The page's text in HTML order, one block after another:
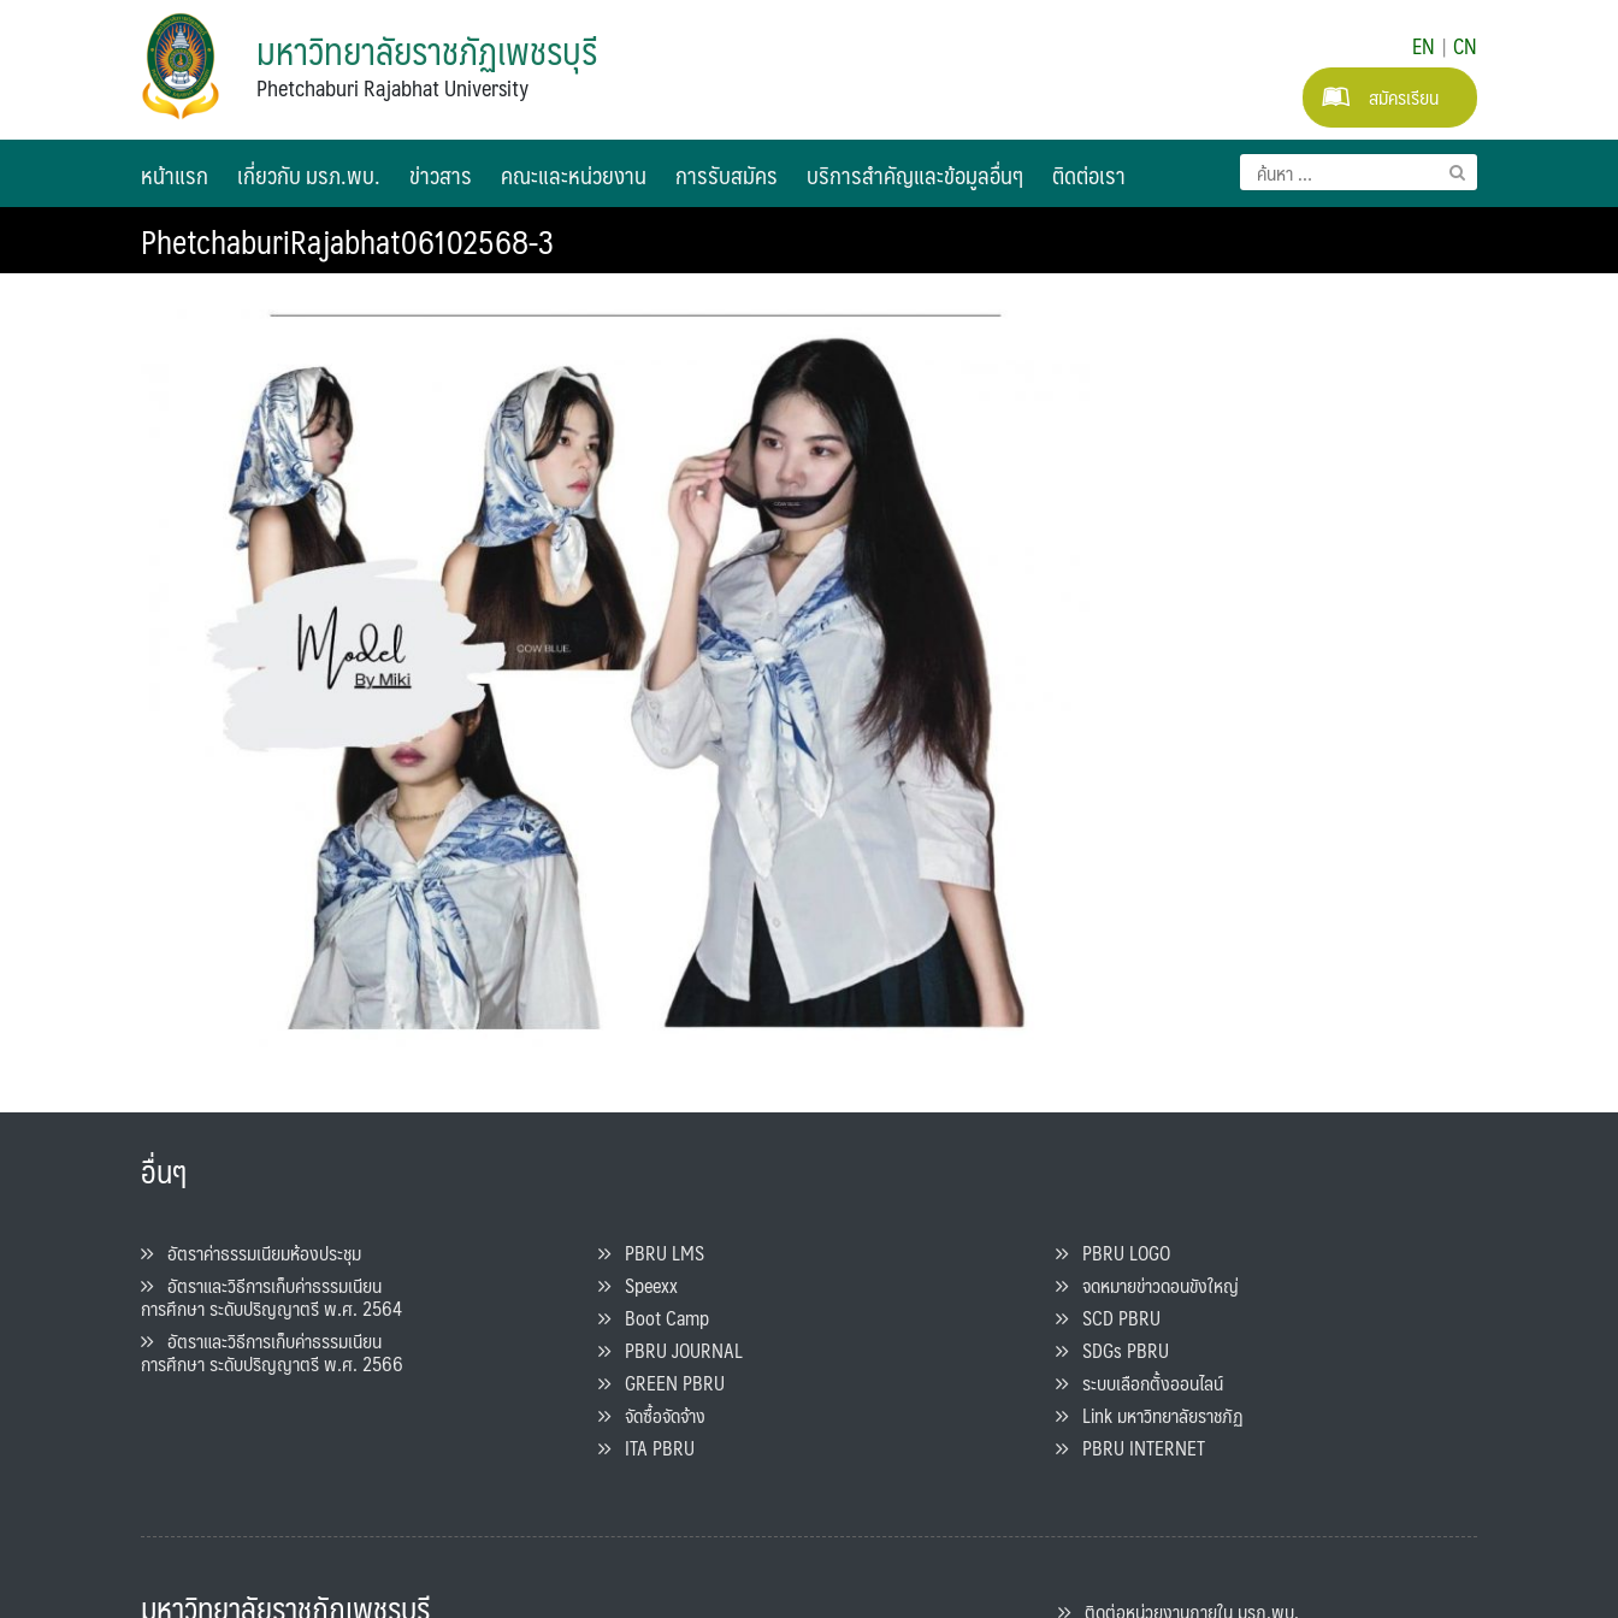
มหาวิทยาลัยราชภัฏเพชรบุรี
Phetchaburi Rajabhat University
EN | CN
สมัครเรียน
หน้าแรก เกี่ยวกับ มรภ.พบ. ข่าวสาร คณะและหน่วยงาน การรับสมัคร บริการสำคัญและข้อมูลอื่นๆ ติดต่อเรา
PhetchaburiRajabhat06102568-3
อื่นๆ
อัตราค่าธรรมเนียมห้องประชุม
อัตราและวิธีการเก็บค่าธรรมเนียน
การศึกษา ระดับปริญญาตรี พ.ศ. 2564
อัตราและวิธีการเก็บค่าธรรมเนียน
การศึกษา ระดับปริญญาตรี พ.ศ. 2566
PBRU LMS
Speexx
Boot Camp
PBRU JOURNAL
GREEN PBRU
จัดซื้อจัดจ้าง
ITA PBRU
PBRU LOGO
จดหมายข่าวดอนขังใหญ่
SCD PBRU
SDGs PBRU
ระบบเลือกตั้งออนไลน์
Link มหาวิทยาลัยราชภัฏ
PBRU INTERNET